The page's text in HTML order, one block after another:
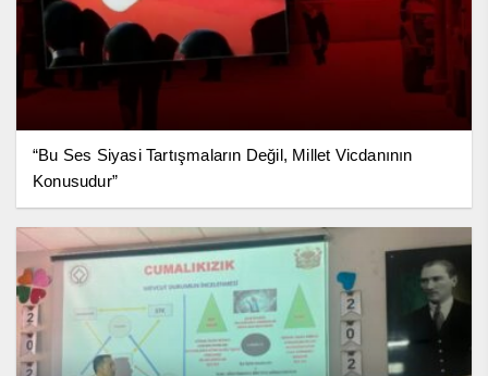
“Bu Ses Siyasi Tartışmaların Değil, Millet Vicdanının
Konusudur”